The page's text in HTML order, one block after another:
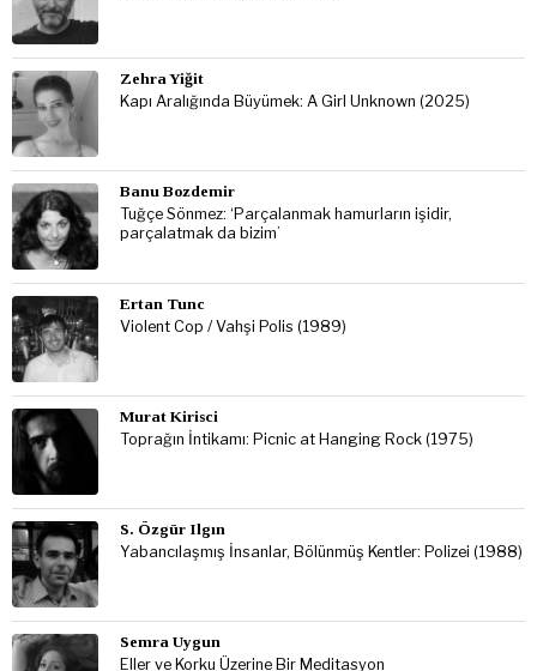
Zehra Yiğit
Kapı Aralığında Büyümek: A Girl Unknown (2025)
Banu Bozdemir
Tuğçe Sönmez: ‘Parçalanmak hamurların işidir,
parçalatmak da bizim’
Ertan Tunc
Violent Cop / Vahşi Polis (1989)
Murat Kirisci
Toprağın İntikamı: Picnic at Hanging Rock (1975)
S. Özgür Ilgın
Yabancılaşmış İnsanlar, Bölünmüş Kentler: Polizei (1988)
Semra Uygun
Eller ve Korku Üzerine Bir Meditasyon